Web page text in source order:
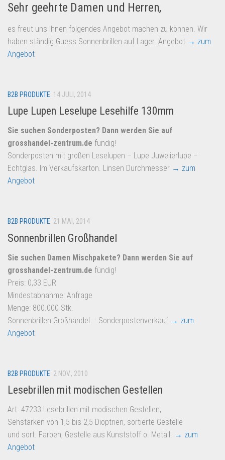
Sehr geehrte Damen und Herren,
es freut uns Ihnen folgendes Angebot machen zu können. Wir
haben ständig Guess Sonnenbrillen auf Lager. Angebot → zum
Angebot
B2B PRODUKTE 14 JULI, 2014
Lupe Lupen Leselupe Lesehilfe 130mm
Sie suchen Sonderposten? Dann werden Sie auf
grosshandel-zentrum.de fündig!
Sonderposten mit großen Leselupen – Lupe Juwelierlupe –
Echtglas. Im Verkaufskarton. Linsen Durchmesser → zum
Angebot
B2B PRODUKTE 21 MAI, 2014
Sonnenbrillen Großhandel
Sie suchen Damen Mischpakete? Dann werden Sie auf
grosshandel-zentrum.de fündig!
Preis: 0,33 EUR
Mindestabnahme: Anfrage
Menge: 800.000 Stk.
Sonnenbrillen Großhandel – Sonderpostenverkauf → zum
Angebot
B2B PRODUKTE 2 NOV., 2010
Lesebrillen mit modischen Gestellen
Art. 47233 Lesebrillen mit modischen Gestellen,
Sehstärken von 1,5 bis 2,5 Dioptrien, sortierte Gestelle
und sort. Farben, Gestelle aus Kunststoff o. Metall. → zum
Angebot